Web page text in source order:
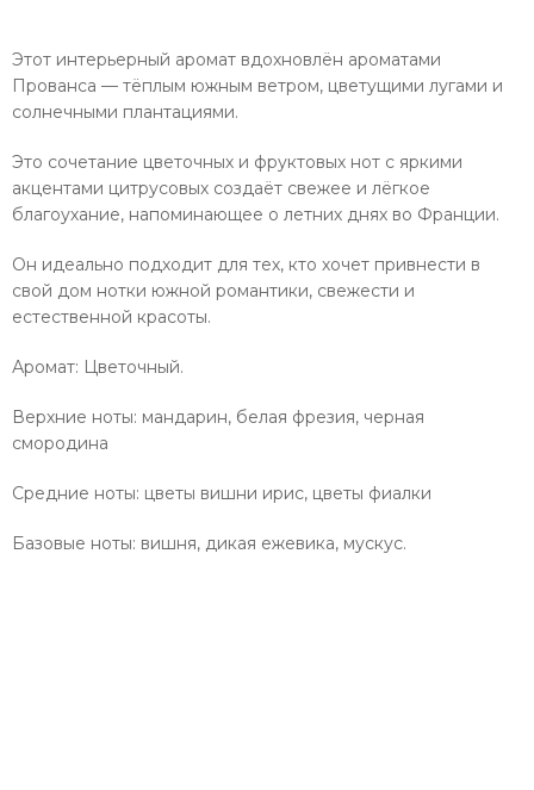
Этот интерьерный аромат вдохновлён ароматами
Прованса — тёплым южным ветром, цветущими лугами и
солнечными плантациями.
Это сочетание цветочных и фруктовых нот с яркими
акцентами цитрусовых создаёт свежее и лёгкое
благоухание, напоминающее о летних днях во Франции.
Он идеально подходит для тех, кто хочет привнести в
свой дом нотки южной романтики, свежести и
естественной красоты.
Аромат: Цветочный.
Верхние ноты: мандарин, белая фрезия, черная
смородина
Средние ноты: цветы вишни ирис, цветы фиалки
Базовые ноты: вишня, дикая ежевика, мускус.